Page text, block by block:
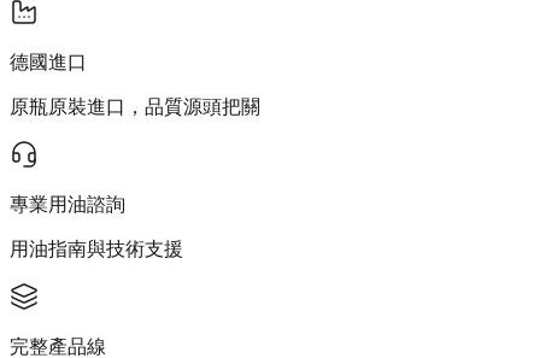
德國進口
原瓶原裝進口，品質源頭把關
專業用油諮詢
用油指南與技術支援
完整產品線